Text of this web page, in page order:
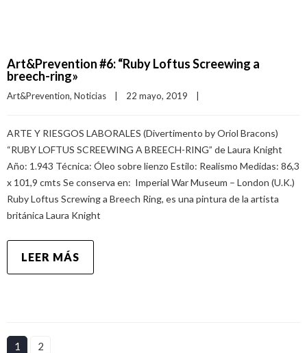
Art&Prevention #6: “Ruby Loftus Screewing a
breech-ring»
Art&Prevention, Noticias 22 mayo, 2019
ARTE Y RIESGOS LABORALES (Divertimento by Oriol Bracons)
“RUBY LOFTUS SCREEWING A BREECH-RING” de Laura Knight
Año: 1.943 Técnica: Óleo sobre lienzo Estilo: Realismo Medidas: 86,3
x 101,9 cmts Se conserva en: Imperial War Museum – London (U.K.)
Ruby Loftus Screwing a Breech Ring, es una pintura de la artista
británica Laura Knight
LEER MÁS
1 2